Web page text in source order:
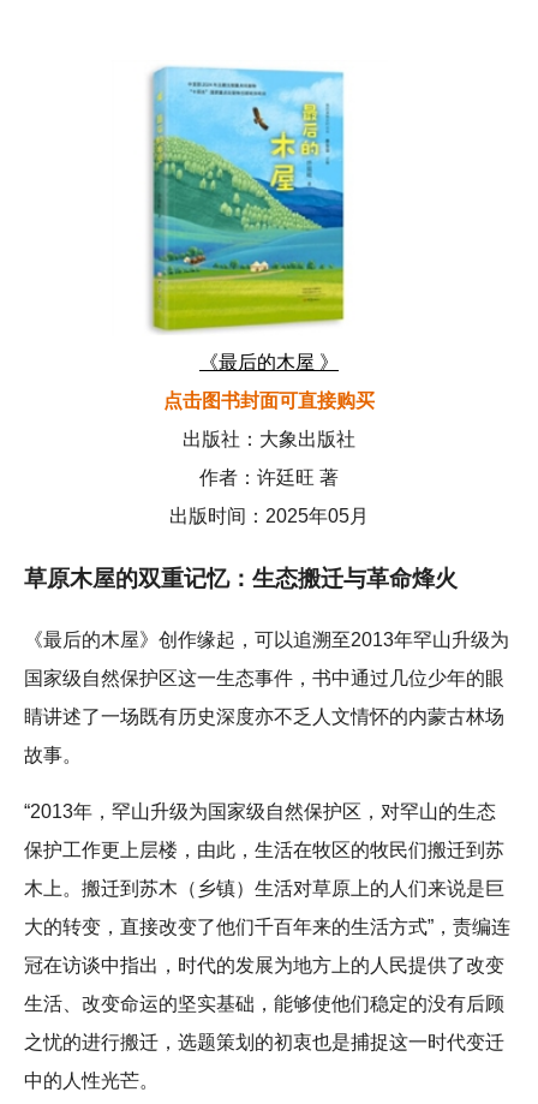
《最后的木屋 》
点击图书封面可直接购买
出版社：大象出版社
作者：许廷旺 著
出版时间：2025年05月
草原木屋的双重记忆：生态搬迁与革命烽火
《最后的木屋》创作缘起，可以追溯至2013年罕山升级为
国家级自然保护区这一生态事件，书中通过几位少年的眼
睛讲述了一场既有历史深度亦不乏人文情怀的内蒙古林场
故事。
“2013年，罕山升级为国家级自然保护区，对罕山的生态
保护工作更上层楼，由此，生活在牧区的牧民们搬迁到苏
木上。搬迁到苏木（乡镇）生活对草原上的人们来说是巨
大的转变，直接改变了他们千百年来的生活方式”，责编连
冠在访谈中指出，时代的发展为地方上的人民提供了改变
生活、改变命运的坚实基础，能够使他们稳定的没有后顾
之忧的进行搬迁，选题策划的初衷也是捕捉这一时代变迁
中的人性光芒。